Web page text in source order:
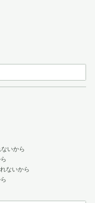
いから
ないから